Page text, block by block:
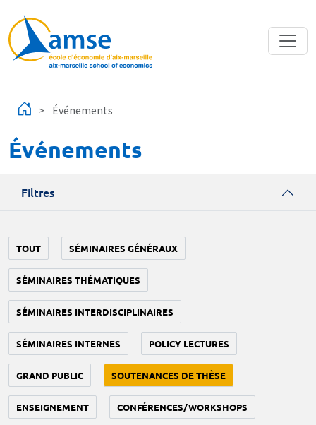
Événements
Événements
Filtres
TOUT SÉMINAIRES GÉNÉRAUX
SÉMINAIRES THÉMATIQUES
SÉMINAIRES INTERDISCIPLINAIRES
SÉMINAIRES INTERNES POLICY LECTURES
GRAND PUBLIC SOUTENANCES DE THÈSE
ENSEIGNEMENT CONFÉRENCES/WORKSHOPS